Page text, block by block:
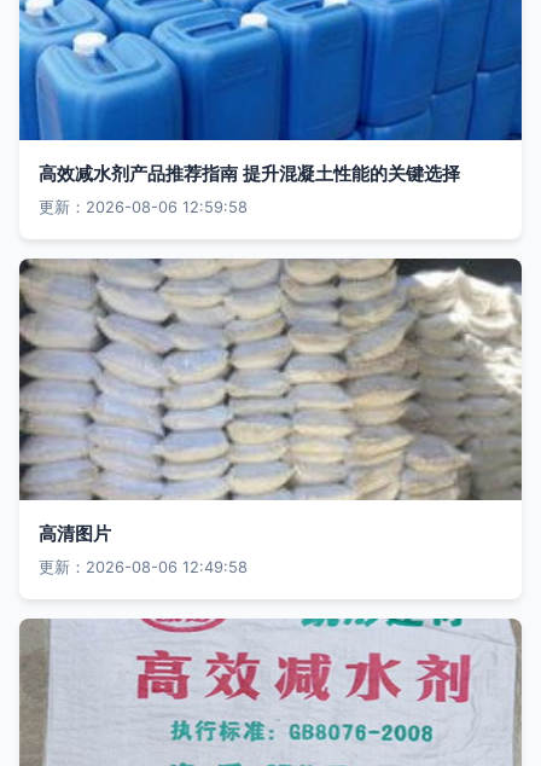
高效减水剂产品推荐指南 提升混凝土性能的关键选择
更新：2026-08-06 12:59:58
高清图片
更新：2026-08-06 12:49:58